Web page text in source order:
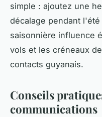
simple : ajoutez une
décalage pendant
saisonnière influence
vols et les créneaux
contacts guyanais.
Conseils
communications